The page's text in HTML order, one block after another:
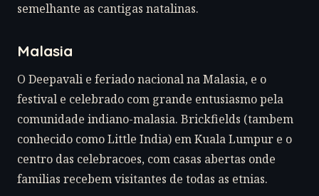
semelhante as cantigas natalinas.
Malasia
O Deepavali e feriado nacional na Malasia, e o
festival e celebrado com grande entusiasmo pela
comunidade indiano-malasia. Brickfields (tambem
conhecido como Little India) em Kuala Lumpur e o
centro das celebracoes, com casas abertas onde
familias recebem visitantes de todas as etnias.